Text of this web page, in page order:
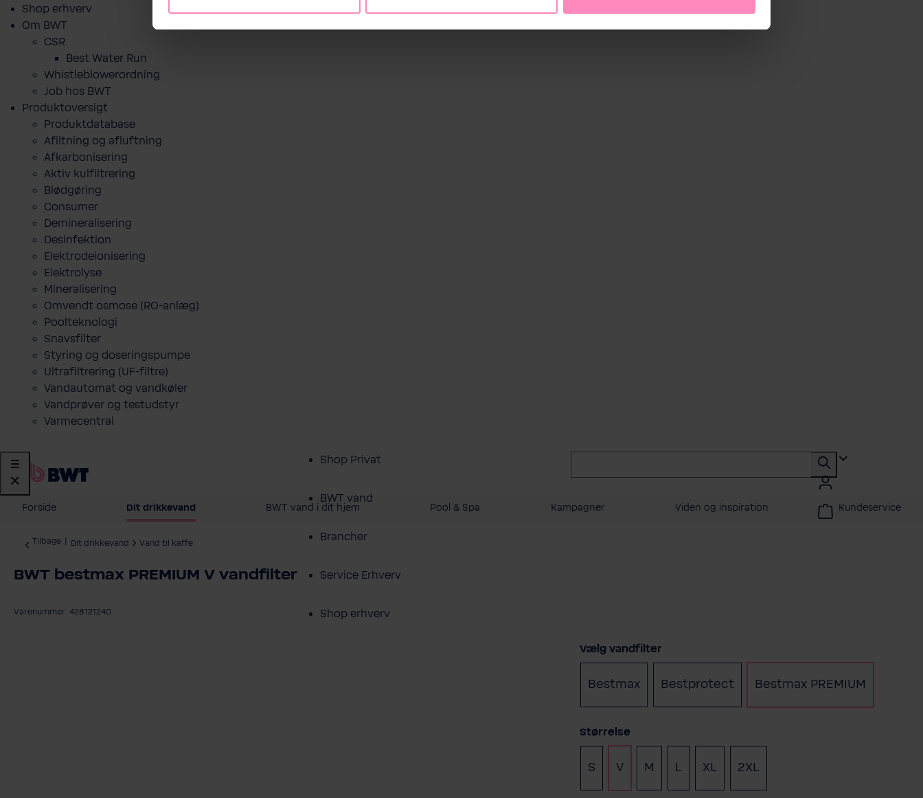
Shop erhverv
Om BWT
CSR
Best Water Run
Whistleblowerordning
Job hos BWT
Produktoversigt
Produktdatabase
​Afiltning og afluftning
Afkarbonisering
Aktiv kulfiltrering
Blødgøring
Consumer
Demineralisering
Desinfektion
Elektrodeionisering
Elektrolyse
Mineralisering
Omvendt osmose (RO-anlæg)
Poolteknologi
Snavsfilter
Styring og doseringspumpe
Ultrafiltrering (UF-filtre)
Vandautomat og vandkøler
Vandprøver og testudstyr
Varmecentral
Shop Privat
BWT vand
Brancher
Service Erhverv
Shop erhverv
Forside Dit drikkevand BWT vand i dit hjem Pool & Spa Kampagner Viden og inspiration Kundeservice
Tilbage Dit drikkevand Vand til kaffe
BWT bestmax PREMIUM V vandfilter
Varenummer: 428121240
Vælg
Vælg vandfilter
Bestmax Bestprotect Bestmax PREMIUM
Vælg
Størrelse
S V M L (Denne mulighed er i øjeblikket ikke
XL 2XL